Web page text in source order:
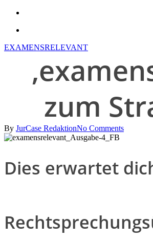
EXAMENSRELEVANT
zum
By JurCase RedaktionNo Comments
Dies erwartet